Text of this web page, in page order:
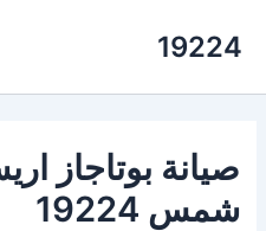
19224
صيانة بوتاجاز
شمس 19224